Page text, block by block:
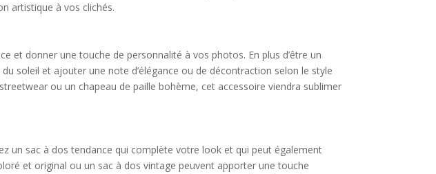
artistique à vos clichés.
et donner une touche de personnalité à vos photos. En plus d’être un
soleil et ajouter une note d’élégance ou de décontraction selon le style
ou un chapeau de paille bohème, cet accessoire viendra sublimer
un sac à dos tendance qui complète votre look et qui peut également
et original ou un sac à dos vintage peuvent apporter une touche